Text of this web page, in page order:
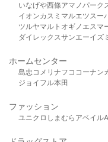
いなげや西條アマノパーク
イオンカスミ マルエツスー
ツルヤマルト オギノ エスマ
ダイレックスサンエーイズ
ホームセンター
島忠 コメリ ナフコ コーナン
ジョイフル本田
ファッション
ユニクロ しまむら アベイル